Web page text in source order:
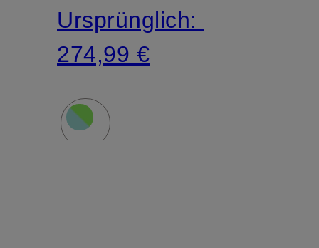
Ursprünglich:
274,99 €